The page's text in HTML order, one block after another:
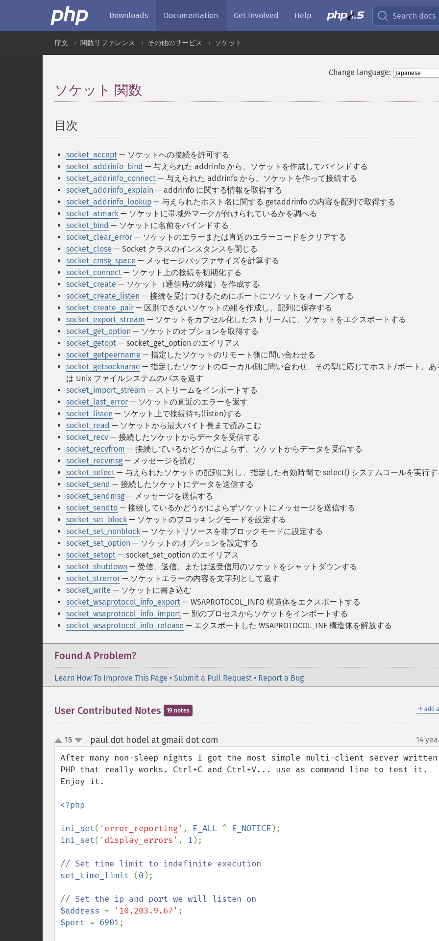
Downloads Documentation Get Involved Help Search docs
序文 関数リファレンス その他のサービス ソケット
Change language:
ソケット 関数
目次
socket_accept — ソケットへの接続を許可する
socket_addrinfo_bind — 与えられた addrinfo から、ソケットを作成してバインドする
socket_addrinfo_connect — 与えられた addrinfo から、ソケットを作って接続する
socket_addrinfo_explain — addrinfo に関する情報を取得する
socket_addrinfo_lookup — 与えられたホスト名に関する getaddrinfo の内容を配列で取得する
socket_atmark — ソケットに帯域外マークが付けられているかを調べる
socket_bind — ソケットに名前をバインドする
socket_clear_error — ソケットのエラーまたは直近のエラーコードをクリアする
socket_close — Socket クラスのインスタンスを閉じる
socket_cmsg_space — メッセージバッファサイズを計算する
socket_connect — ソケット上の接続を初期化する
socket_create — ソケット（通信時の終端）を作成する
socket_create_listen — 接続を受けつけるためにポートにソケットをオープンする
socket_create_pair — 区別できないソケットの組を作成し、配列に保存する
socket_export_stream — ソケットをカプセル化したストリームに、ソケットをエクスポートする
socket_get_option — ソケットのオプションを取得する
socket_getopt — socket_get_option のエイリアス
socket_getpeername — 指定したソケットのリモート側に問い合わせる
socket_getsockname — 指定したソケットのローカル側に問い合わせ、その型に応じてホスト/ポート、あ
は Unix ファイルシステムのパスを返す
socket_import_stream — ストリームをインポートする
socket_last_error — ソケットの直近のエラーを返す
socket_listen — ソケット上で接続待ち(listen)する
socket_read — ソケットから最大バイト長まで読みこむ
socket_recv — 接続したソケットからデータを受信する
socket_recvfrom — 接続しているかどうかによらず、ソケットからデータを受信する
socket_recvmsg — メッセージを読む
socket_select — 与えられたソケットの配列に対し、指定した有効時間で select() システムコールを実行
socket_send — 接続したソケットにデータを送信する
socket_sendmsg — メッセージを送信する
socket_sendto — 接続しているかどうかによらずソケットにメッセージを送信する
socket_set_block — ソケットのブロッキングモードを設定する
socket_set_nonblock — ソケットリソースを非ブロックモードに設定する
socket_set_option — ソケットのオプションを設定する
socket_setopt — socket_set_option のエイリアス
socket_shutdown — 受信、送信、または送受信用のソケットをシャットダウンする
socket_strerror — ソケットエラーの内容を文字列として返す
socket_write — ソケットに書き込む
socket_wsaprotocol_info_export — WSAPROTOCOL_INFO 構造体をエクスポートする
socket_wsaprotocol_info_import — 別のプロセスからソケットをインポートする
socket_wsaprotocol_info_release — エクスポートした WSAPROTOCOL_INF 構造体を解放する
Found A Problem?
Learn How To Improve This Page • Submit a Pull Request • Report a Bug
＋ add
User Contributed Notes 19 notes
up
down
15 paul dot hodel at gmail dot com 14
After many non-sleep nights I got the most simple multi-client server
PHP that really works. Ctrl+C and Ctrl+V... use as command line to test it.
Enjoy it.
<?php
ini_set( 'error_reporting' , E_ALL ^ E_NOTICE
ini_set( 'display_errors' , 1 );
set_time_limit (0 );
$address = '10.203.9.67'
$port = 6901;